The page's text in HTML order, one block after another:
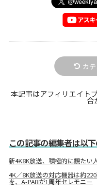
カ
本記事はアフィリエイト
合
この記事の編集者は以
新4K8K放送、積極的に観たい
4K／8K放送の対応機器は約
を、A-PABが1周年セレモニー